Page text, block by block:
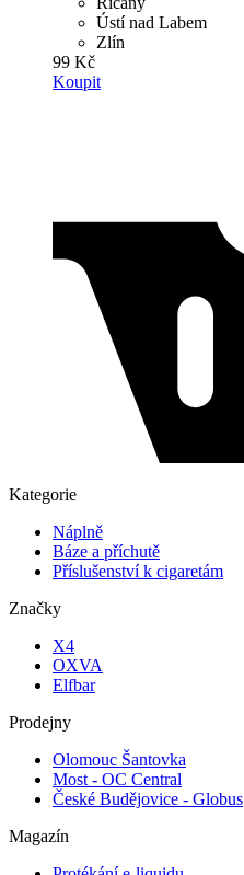
Ústí nad Labem
Zlín
99 Kč
Koupit
Kategorie
Náplně
Báze a příchutě
Příslušenství k cigaretám
Značky
X4
OXVA
Elfbar
Prodejny
Olomouc Šantovka
Most - OC Central
České Budějovice - Globus
Magazín